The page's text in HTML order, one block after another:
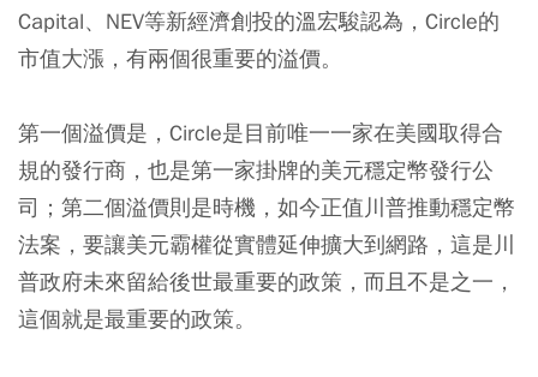
Capital、NEV等新經濟創投的溫宏駿認為，Circle的
市值大漲，有兩個很重要的溢價。
第一個溢價是，Circle是目前唯一一家在美國取得合
規的發行商，也是第一家掛牌的美元穩定幣發行公
司；第二個溢價則是時機，如今正值川普推動穩定幣
法案，要讓美元霸權從實體延伸擴大到網路，這是川
普政府未來留給後世最重要的政策，而且不是之一，
這個就是最重要的政策。